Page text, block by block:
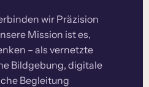
wir Präzision
Mission ist es,
– als vernetzte
Bildgebung, digitale
Begleitung